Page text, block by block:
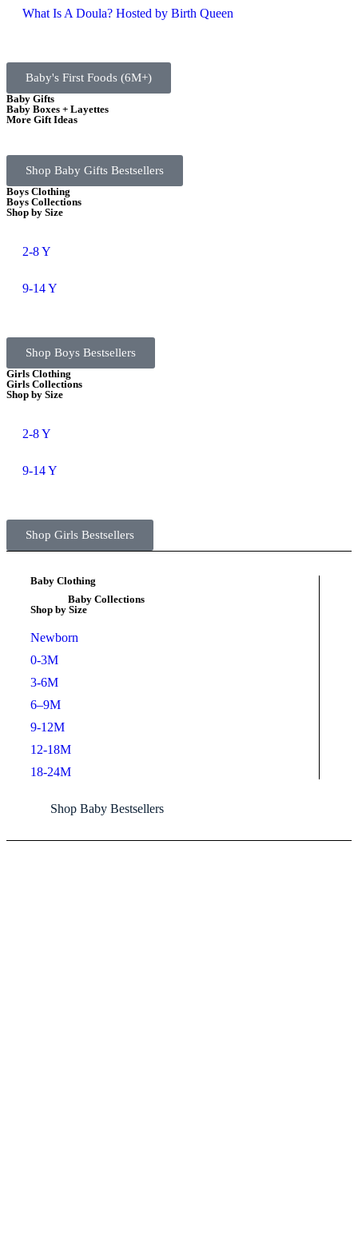
What Is A Doula? Hosted by Birth Queen
Baby's First Foods (6M+)
Baby Gifts
Baby Boxes + Layettes
More Gift Ideas
Shop Baby Gifts Bestsellers
Boys Clothing
Boys Collections
Shop by Size
2-8 Y
9-14 Y
Shop Boys Bestsellers
Girls Clothing
Girls Collections
Shop by Size
2-8 Y
9-14 Y
Shop Girls Bestsellers
Baby Clothing
Baby Collections
Shop by Size
Newborn
0-3M
3-6M
6–9M
9-12M
12-18M
18-24M
Shop Baby Bestsellers